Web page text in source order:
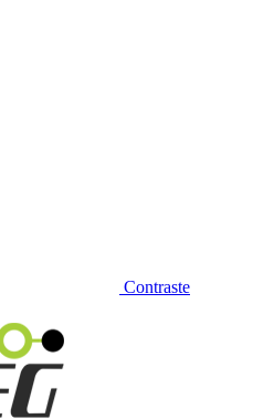
Contraste